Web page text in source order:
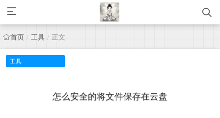
首页 / 工具 / 正文
工具
怎么安全的将文件保存在云盘